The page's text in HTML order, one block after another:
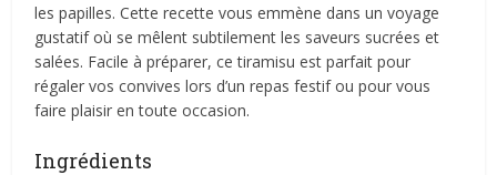
les papilles. Cette recette vous emmène dans un voyage
gustatif où se mêlent subtilement les saveurs sucrées et
salées. Facile à préparer, ce tiramisu est parfait pour
régaler vos convives lors d’un repas festif ou pour vous
faire plaisir en toute occasion.
Ingrédients